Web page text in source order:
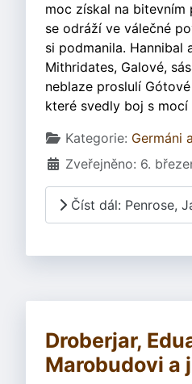
moc získal na bitevním
se odráží ve válečné
si podmanila. Hannibal
Mithridates, Galové,
neblaze proslulí
které svedly boj s mocí
Základní údaje
Kategorie: Germáni
Zveřejněno: 6.
Číst dál: Penrose,
Droberjar,
Marobudovi a